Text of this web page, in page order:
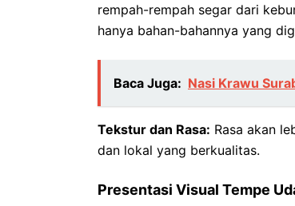
rempah-rempah segar dari
hanya bahan-bahannya yang
Baca Juga: Nasi Krawu
Tekstur dan Rasa: Rasa akan
dan lokal yang berkualitas.
Presentasi Visual Tempe